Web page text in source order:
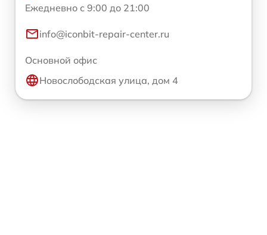
Ежедневно с 9:00 до 21:00
info@iconbit-repair-center.ru
Основной офис
Новослободская улица, дом 4